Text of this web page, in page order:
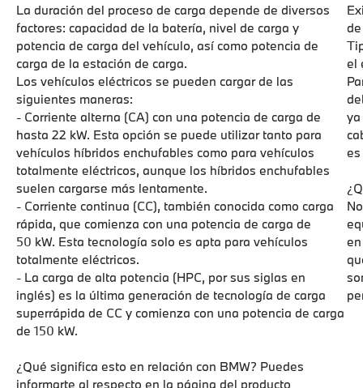
La duración del proceso de carga depende de diversos
factores: capacidad de la batería, nivel de carga y
potencia de carga del vehículo, así como potencia de
carga de la estación de carga.
Los vehículos eléctricos se pueden cargar de las
siguientes maneras:
- Corriente alterna (CA) con una potencia de carga de
hasta 22 kW. Esta opción se puede utilizar tanto para
vehículos híbridos enchufables como para vehículos
totalmente eléctricos, aunque los híbridos enchufables
suelen cargarse más lentamente.
- Corriente continua (CC), también conocida como carga
rápida, que comienza con una potencia de carga de
50 kW. Esta tecnología solo es apta para vehículos
totalmente eléctricos.
- La carga de alta potencia (HPC, por sus siglas en
inglés) es la última generación de tecnología de carga
superrápida de CC y comienza con una potencia de carga
de 150 kW.
¿Qué significa esto en relación con BMW? Puedes
informarte al respecto en la página del producto
el
es